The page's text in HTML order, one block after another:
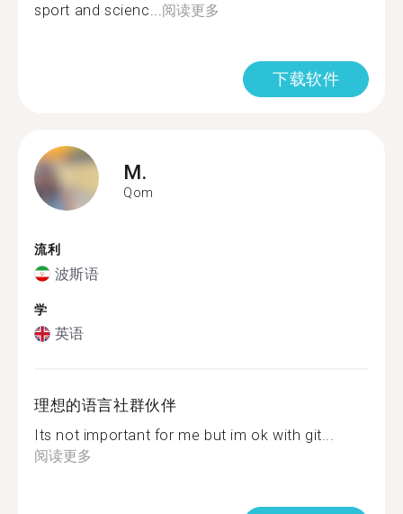
sport and scienc...阅读更多
下载软件
M.
Qom
流利
波斯语
学
英语
理想的语言社群伙伴
Its not important for me but im ok with git...
阅读更多